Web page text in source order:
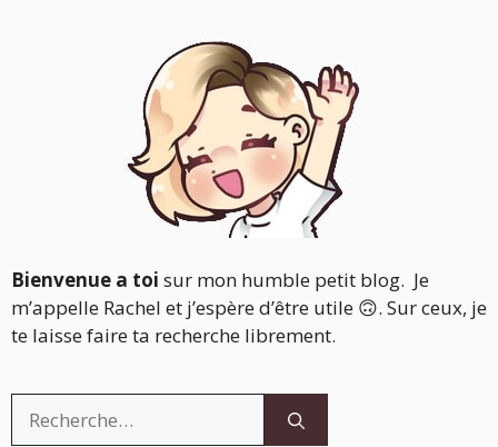
Bienvenue a toi sur mon humble petit blog. Je
m’appelle Rachel et j’espère d’être utile 🙃. Sur ceux, je
te laisse faire ta recherche librement.